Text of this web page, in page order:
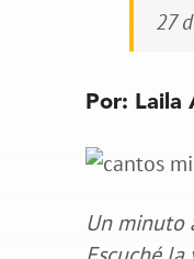
27
Por: Laila
Un minuto